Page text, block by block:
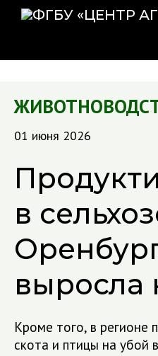
01 июня 2026
в
выросла
Кроме того, в регионе
скота и птицы на убой